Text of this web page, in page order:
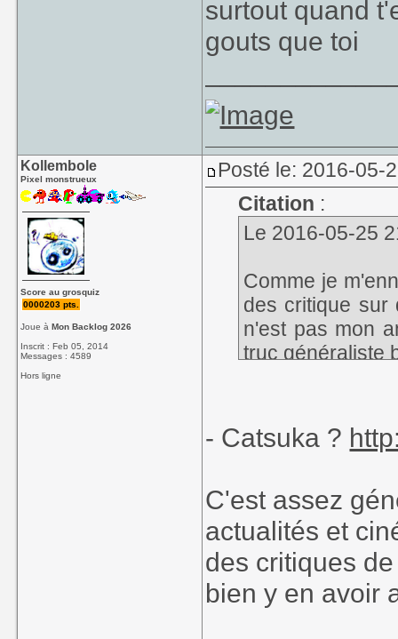
surtout quand
gouts que toi
Kollembole
Pixel monstrueux
Score au grosquiz
0000203 pts.
Joue àMon Backlog 2026
Inscrit : Feb 05, 2014
Messages : 4589
Hors ligne
Posté le: 2016-05-
Citation :
Le 2016-05-25
Comme je
des critique sur
n'est pas mon
truc généraliste
- Catsuka ?
C'est assez
actualités et
des critiques
bien y en avoir